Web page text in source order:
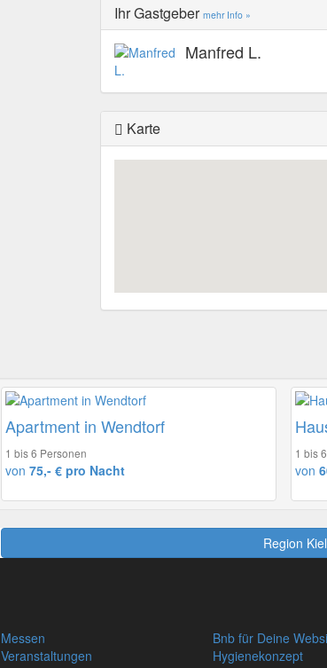
Ihr Gastgeber mehr Info »
Manfred L.
Karte
Apartment in Wendtorf
1 bis 6 Personen
von 75,- € pro Nacht
1 bis
von
Region Kiel
Messen
Veranstaltungen
Bnb für Deine
Hygienekonzept